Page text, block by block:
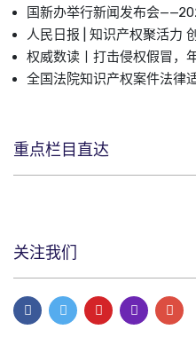
国新办举行新闻发布会
人民日报 | 知识产权聚活力
权威数读丨打击侵权假冒，
全国法院知识产权案件法律
重点栏目直达
关注我们